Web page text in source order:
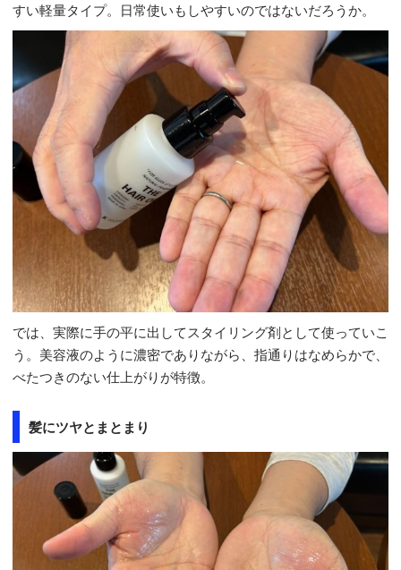
すい軽量タイプ。日常使いもしやすいのではないだろうか。
では、実際に手の平に出してスタイリング剤として使っていこ
う。美容液のように濃密でありながら、指通りはなめらかで、
べたつきのない仕上がりが特徴。
髪にツヤとまとまり